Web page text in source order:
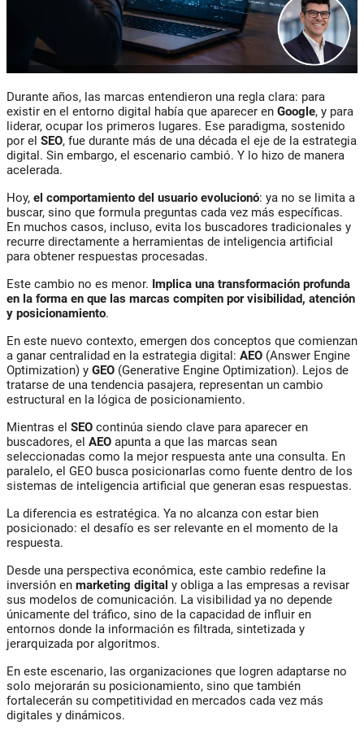
Durante años, las marcas entendieron una regla clara: para
existir en el entorno digital había que aparecer en Google, y para
liderar, ocupar los primeros lugares. Ese paradigma, sostenido
por el SEO, fue durante más de una década el eje de la estrategia
digital. Sin embargo, el escenario cambió. Y lo hizo de manera
acelerada.
Hoy, el comportamiento del usuario evolucionó: ya no se limita a
buscar, sino que formula preguntas cada vez más específicas.
En muchos casos, incluso, evita los buscadores tradicionales y
recurre directamente a herramientas de inteligencia artificial
para obtener respuestas procesadas.
Este cambio no es menor. Implica una transformación profunda
en la forma en que las marcas compiten por visibilidad, atención
y posicionamiento.
En este nuevo contexto, emergen dos conceptos que comienzan
a ganar centralidad en la estrategia digital: AEO (Answer Engine
Optimization) y GEO (Generative Engine Optimization). Lejos de
tratarse de una tendencia pasajera, representan un cambio
estructural en la lógica de posicionamiento.
Mientras el SEO continúa siendo clave para aparecer en
buscadores, el AEO apunta a que las marcas sean
seleccionadas como la mejor respuesta ante una consulta. En
paralelo, el GEO busca posicionarlas como fuente dentro de los
sistemas de inteligencia artificial que generan esas respuestas.
La diferencia es estratégica. Ya no alcanza con estar bien
posicionado: el desafío es ser relevante en el momento de la
respuesta.
Desde una perspectiva económica, este cambio redefine la
inversión en marketing digital y obliga a las empresas a revisar
sus modelos de comunicación. La visibilidad ya no depende
únicamente del tráfico, sino de la capacidad de influir en
entornos donde la información es filtrada, sintetizada y
jerarquizada por algoritmos.
En este escenario, las organizaciones que logren adaptarse no
solo mejorarán su posicionamiento, sino que también
fortalecerán su competitividad en mercados cada vez más
digitales y dinámicos.